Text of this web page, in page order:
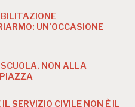
UN’OCCASIONE
NON ALLA
PIAZZA
IL SERVIZIO CIVILE NON È IL